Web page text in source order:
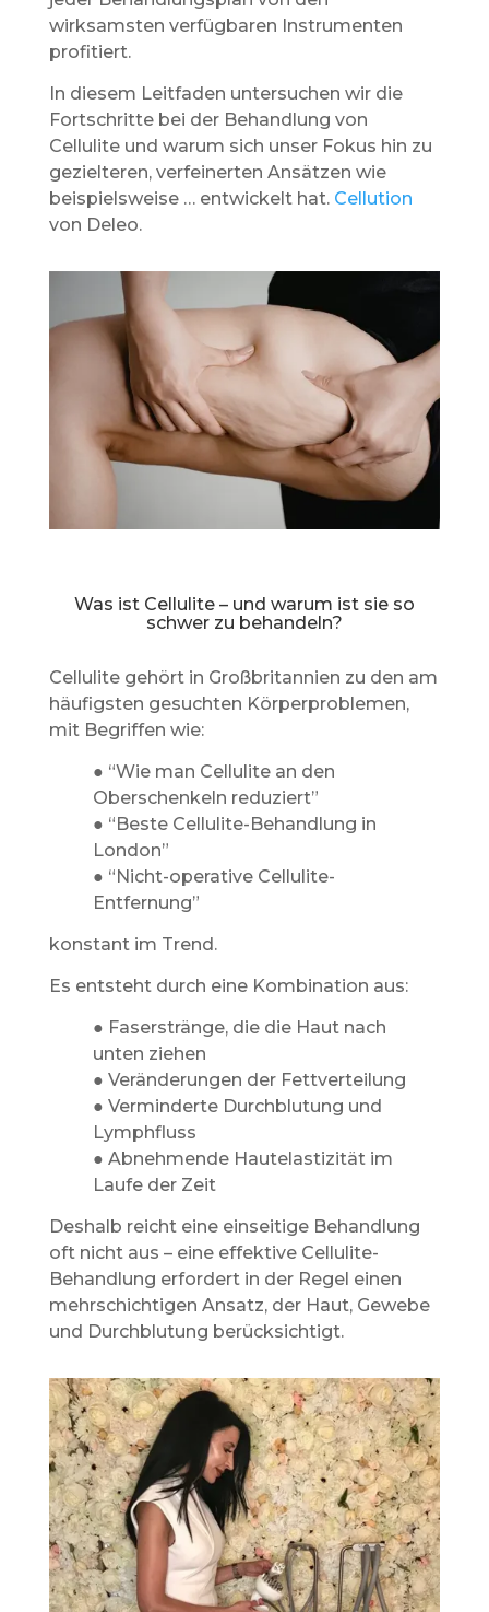
wirksamsten verfügbaren Instrumenten
profitiert.
In diesem Leitfaden untersuchen wir die
Fortschritte bei der Behandlung von
Cellulite und warum sich unser Fokus hin zu
gezielteren, verfeinerten Ansätzen wie
beispielsweise … entwickelt hat. Cellution
von Deleo.
Was ist Cellulite – und warum ist sie so
schwer zu behandeln?
Cellulite gehört in Großbritannien zu den am
häufigsten gesuchten Körperproblemen,
mit Begriffen wie:
● “Wie man Cellulite an den
Oberschenkeln reduziert”
● “Beste Cellulite-Behandlung in
London”
● “Nicht-operative Cellulite-
Entfernung”
konstant im Trend.
Es entsteht durch eine Kombination aus:
● Faserstränge, die die Haut nach
unten ziehen
● Veränderungen der Fettverteilung
● Verminderte Durchblutung und
Lymphfluss
● Abnehmende Hautelastizität im
Laufe der Zeit
Deshalb reicht eine einseitige Behandlung
oft nicht aus – eine effektive Cellulite-
Behandlung erfordert in der Regel einen
mehrschichtigen Ansatz, der Haut, Gewebe
und Durchblutung berücksichtigt.